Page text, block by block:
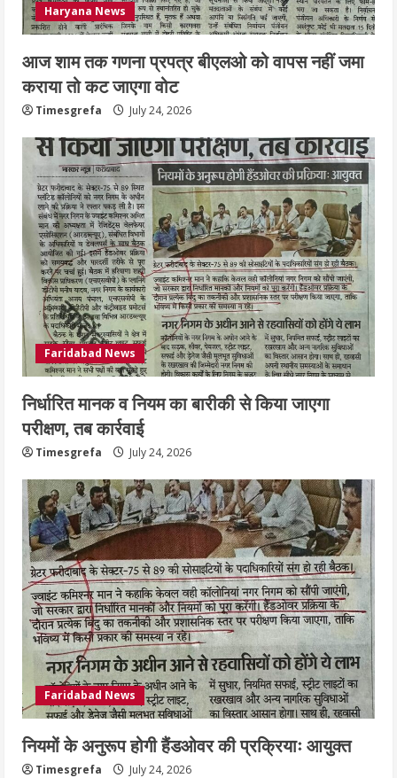
Haryana News
आज शाम तक गणना प्रपत्र बीएलओ को वापस नहीं जमा
कराया तो कट जाएगा वोट
Timesgrefa July 24, 2026
Faridabad News
निर्धारित मानक व नियम का बारीकी से किया जाएगा
परीक्षण, तब कार्रवाई
Timesgrefa July 24, 2026
Faridabad News
नियमों के अनुरूप होगी हैंडओवर की प्रक्रियाः आयुक्त
Timesgrefa July 24, 2026